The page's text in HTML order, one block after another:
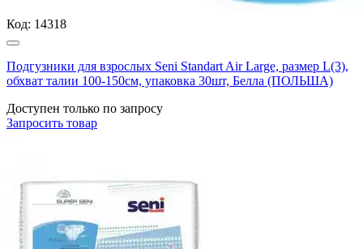
Код: 14318
Подгузники для взрослых Seni Standart Air Large, размер L(3),
обхват талии 100-150см, упаковка 30шт, Белла (ПОЛЬША)
Доступен только по запросу
Запросить товар